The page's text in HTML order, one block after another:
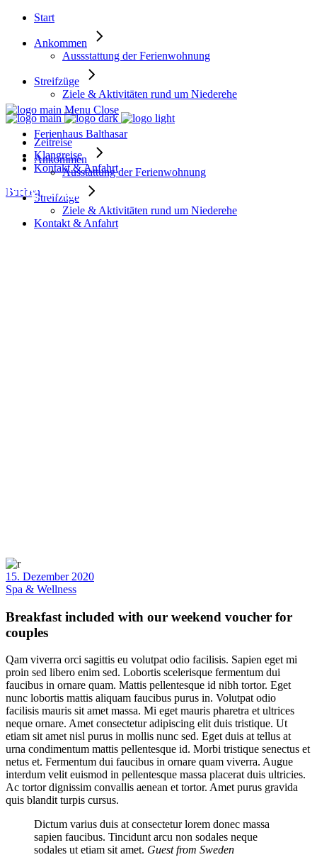
Start
Ankommen
Aussstattung der Ferienwohnung
Streifzüge
Ziele & Aktivitäten rund um Niederehe
Zeitreise
Klangreise
Kontakt & Anfahrt
Buchen
Menu Close
Ferienhaus Balthasar
Ankommen
Ausstattung der Ferienwohnung
Streifzüge
Ziele & Aktivitäten rund um Niederehe
Kontakt & Anfahrt
Blog Single
15. Dezember 2020
Spa & Wellness
Breakfast included with our weekend voucher for
couples
Qam viverra orci sagittis eu volutpat odio facilisis. Sapien eget mi
proin sed libero enim sed. Lobortis scelerisque fermentum dui
faucibus in ornare quam. Mattis pellentesque id nibh tortor. Eget
nunc lobortis mattis aliquam faucibus purus in. Volutpat odio
facilisis mauris sit amet massa. Mi eget mauris pharetra et ultrices
neque ornare. Amet consectetur adipiscing elit duis tristique. Ut
etiam sit amet nisl purus in mollis nunc sed. Eget duis at tellus at
urna condimentum mattis pellentesque id. Morbi tristique senectus et
netus et. Fermentum dui faucibus in ornare quam viverra. Augue
interdum velit euismod in pellentesque massa placerat duis ultricies.
Ac tortor dignissim convallis aenean et tortor. Amet purus gravida
quis blandit turpis cursus.
Dictum varius duis at consectetur lorem donec massa
sapien faucibus. Tincidunt arcu non sodales neque
sodales ut etiam sit amet. Guest from Sweden